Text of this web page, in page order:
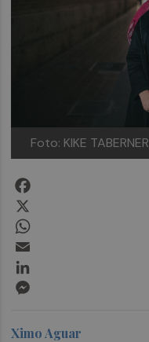
Foto: KIKE TABERNER
Ximo Aguar